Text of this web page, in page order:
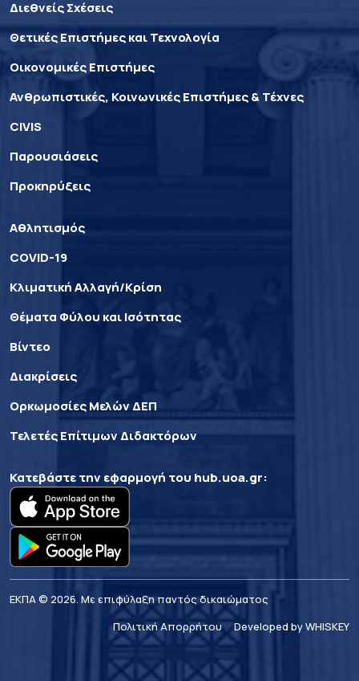
Διεθνείς Σχέσεις
Θετικές Επιστήμες και Τεχνολογία
Οικονομικές Επιστήμες
Ανθρωπιστικές, Κοινωνικές Επιστήμες & Τέχνες
CIVIS
Παρουσιάσεις
Προκηρύξεις
Αθλητισμός
COVID-19
Κλιματική Αλλαγή/Κρίση
Θέματα Φύλου και Ισότητας
Βίντεο
Διακρίσεις
Ορκωμοσίες Μελών ΔΕΠ
Τελετές Επίτιμων Διδακτόρων
Κατεβάστε την εφαρμογή του hub.uoa.gr:
ΕΚΠΑ © 2026. Με επιφύλαξη παντός δικαιώματος
Πολιτική Απορρήτου
Developed by WHISKEY